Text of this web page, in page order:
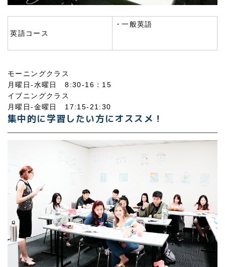
英語コース
一般英語
モーニングクラス
月曜日-水曜日 8:30-16：15
イブニングクラス
月曜日-金曜日 17:15-21:30
集中的に学習したい方にオススメ！